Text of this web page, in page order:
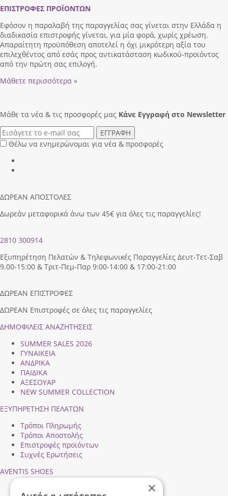
ΕΠΙΣΤΡΟΦΕΣ ΠΡΟΪΟΝΤΩΝ
Εφόσον η παραλαβή της παραγγελίας σας γίνεται στην Ελλάδα η
διαδικασία επιστροφής γίνεται, για μία φορά, χωρίς χρέωση.
Απαραίτητη προϋπόθεση αποτελεί η όχι μικρότερη αξία του
επιλεχθέντος από εσάς προς αντικατάσταση κωδικού-προϊόντος
από την πρώτη σας επιλογή.
Μάθετε περισσότερα »
Μάθε τα νέα & τις προσφορές μας Κάνε Eγγραφή στο Newsletter
ΕΓΓΡΑΦΗ
Θέλω να ενημερώνομαι για νέα & προσφορές
ΔΩΡΕΑΝ ΑΠΟΣΤΟΛΕΣ
Δωρεάν μεταφορικά άνω των 45€ για όλες τις παραγγελίες!
2810 300914
Εξυπηρέτηση Πελατών & Τηλεφωνικές Παραγγελίες Δευτ-Τετ-Σαβ
9.00-15:00 & Τριτ-Πεμ-Παρ 9:00-14:00 & 17:00-21:00
ΔΩΡΕΑΝ ΕΠΙΣΤΡΟΦΕΣ
ΔΩΡΕΑΝ Επιστροφές σε όλες τις παραγγελίες
ΔΗΜΟΦΙΛEIΣ ΑΝΑΖΗΤΗΣΕΙΣ
SUMMER SALES 2026
ΓΥΝΑΙΚΕΙΑ
ΑΝΔΡΙΚΑ
ΠΑΙΔΙΚΑ
ΑΞΕΣΟΥΑΡ
NEW SUMMER COLLECTION
ΕΞΥΠΗΡΕΤΗΣΗ ΠΕΛΑΤΩΝ
Τρόποι Πληρωμής
Τρόποι Αποστολής
Επιστροφές προϊόντων
Συχνές Ερωτήσεις
AVENTIS SHOES
×